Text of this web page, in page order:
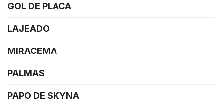
GOL DE PLACA
LAJEADO
MIRACEMA
PALMAS
PAPO DE SKYNA